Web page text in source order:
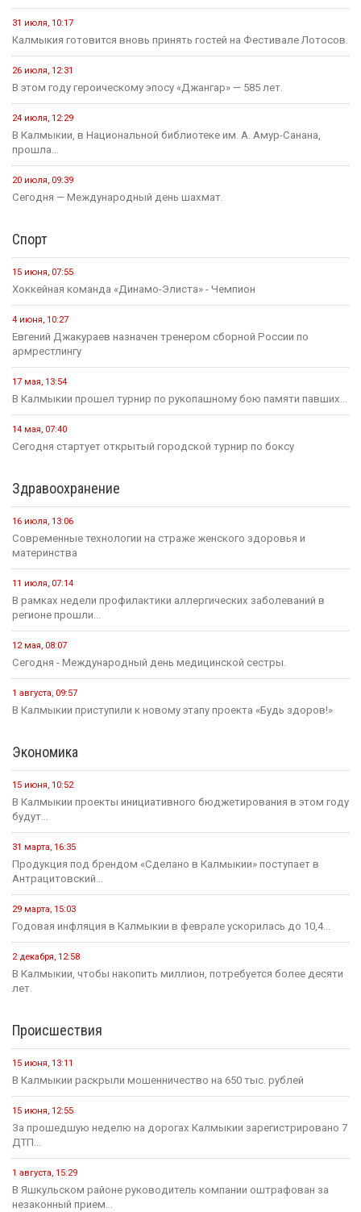
31 июля, 10:17
Калмыкия готовится вновь принять гостей на Фестивале Лотосов.
26 июля, 12:31
В этом году героическому эпосу «Джангар» — 585 лет.
24 июля, 12:29
В Калмыкии, в Национальной библиотеке им. А. Амур-Санана,
прошла...
20 июля, 09:39
Сегодня — Международный день шахмат.
Спорт
15 июня, 07:55
Хоккейная команда «Динамо-Элиста» - Чемпион
4 июня, 10:27
Евгений Джакураев назначен тренером сборной России по
армрестлингу
17 мая, 13:54
В Калмыкии прошел турнир по рукопашному бою памяти павших...
14 мая, 07:40
Сегодня стартует открытый городской турнир по боксу
Здравоохранение
16 июля, 13:06
Современные технологии на страже женского здоровья и
материнства
11 июля, 07:14
В рамках недели профилактики аллергических заболеваний в
регионе прошли...
12 мая, 08:07
Сегодня - Международный день медицинской сестры.
1 августа, 09:57
В Калмыкии приступили к новому этапу проекта «Будь здоров!»
Экономика
15 июня, 10:52
В Калмыкии проекты инициативного бюджетирования в этом году
будут...
31 марта, 16:35
Продукция под брендом «Сделано в Калмыкии» поступает в
Антрацитовский...
29 марта, 15:03
Годовая инфляция в Калмыкии в феврале ускорилась до 10,4...
2 декабря, 12:58
В Калмыкии, чтобы накопить миллион, потребуется более десяти
лет.
Происшествия
15 июня, 13:11
В Калмыкии раскрыли мошенничество на 650 тыс. рублей
15 июня, 12:55
За прошедшую неделю на дорогах Калмыкии зарегистрировано 7
ДТП...
1 августа, 15:29
В Яшкульском районе руководитель компании оштрафован за
незаконный прием...